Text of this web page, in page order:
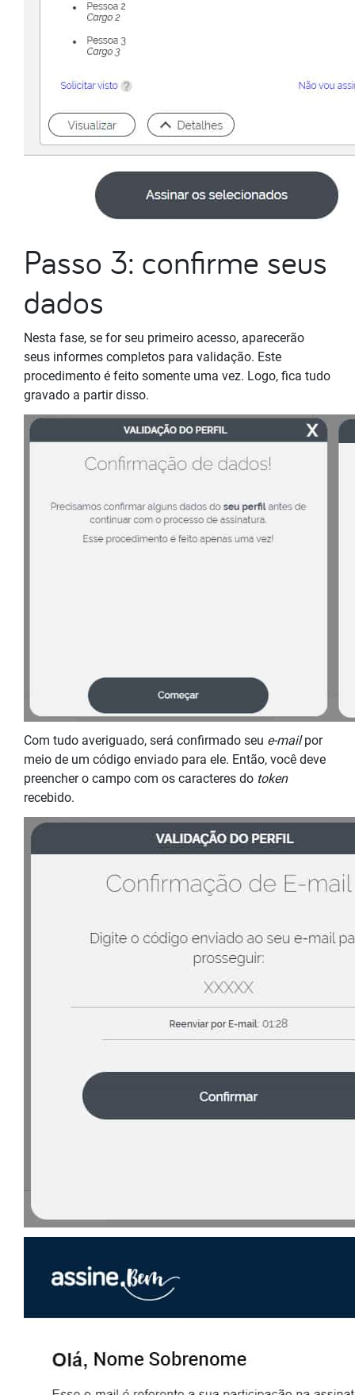
Passo 3: confirme seus
dados
Nesta fase, se for seu primeiro acesso, aparecerão
seus informes completos para validação. Este
procedimento é feito somente uma vez. Logo, fica tudo
gravado a partir disso.
Com tudo averiguado, será confirmado seu e-mailpor
meio de um código enviado para ele. Então, você deve
preencher o campo com os caracteres do token
recebido.